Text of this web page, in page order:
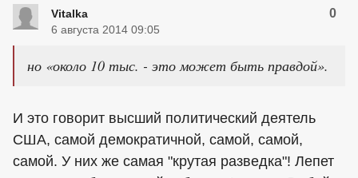
Vitalka 0
6 августа 2014 09:05
но «около 10 тыс. - это может быть правдой».
И это говорит высший политический деятель
США, самой демократичной, самой, самой,
самой. У них же самая "крутая разведка"! Лепет